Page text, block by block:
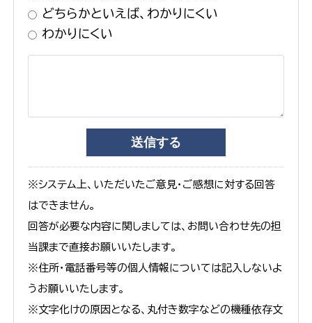
どちらかといえば、わかりにくい
わかりにくい
※システム上、いただいたご意見・ご感想に対する回答
はできません。
回答が必要な内容に関しましては、お問い合わせ先の担
当課まで直接お願いいたします。
※住所・電話番号等の個人情報については記入しないよ
うお願いいたします。
※文字化けの原因となる、丸付き数字などの機種依存文